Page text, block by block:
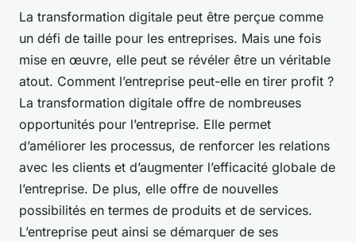
La transformation digitale peut être perçue comme
un défi de taille pour les entreprises. Mais une fois
mise en œuvre, elle peut se révéler être un véritable
atout. Comment l’entreprise peut-elle en tirer profit ?
La transformation digitale offre de nombreuses
opportunités pour l’entreprise. Elle permet
d’améliorer les processus, de renforcer les relations
avec les clients et d’augmenter l’efficacité globale de
l’entreprise. De plus, elle offre de nouvelles
possibilités en termes de produits et de services.
L’entreprise peut ainsi se démarquer de ses